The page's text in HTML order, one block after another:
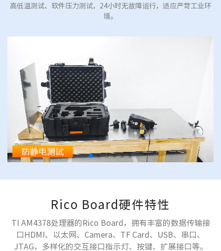
高低温测试、软件压力测试，24小时无故障运行，适应严苛工业环
境。
Rico Board硬件特性
TI AM4378处理器的Rico Board，拥有丰富的数据传输接
口HDMI、以太网、Camera、TF Card、USB、串口、
JTAG，多样化的交互接口指示灯、按键、扩展接口等。